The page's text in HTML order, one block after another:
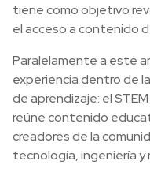
tiene como objetivo
el acceso a contenido
Paralelamente a este
experiencia dentro de
de aprendizaje: el
reúne contenido
creadores de la
tecnología, ingeniería